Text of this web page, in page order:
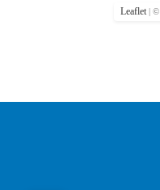
Leaflet | ©